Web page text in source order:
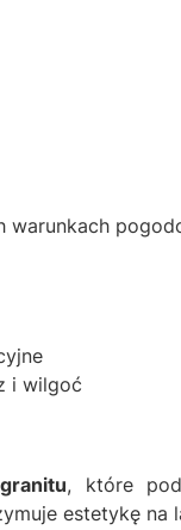
warunkach
i wilgoć
, które
estetykę na